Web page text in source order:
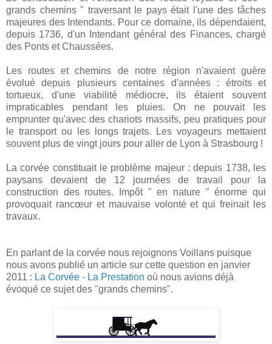
grands chemins " traversant le pays était l'une des tâches
majeures des Intendants. Pour ce domaine, ils dépendaient,
depuis 1736, d'un Intendant général des Finances, chargé
des Ponts et Chaussées.
Les routes et chemins de notre région n'avaient guère
évolué depuis plusieurs centaines d'années : étroits et
tortueux, d'une viabilité médiocre, ils étaient souvent
impraticables pendant les pluies. On ne pouvait les
emprunter qu'avec des chariots massifs, peu pratiques pour
le transport ou les longs trajets. Les voyageurs mettaient
souvent plus de vingt jours pour aller de Lyon à Strasbourg !
La corvée constituait le problème majeur : depuis 1738, les
paysans devaient de 12 journées de travail pour la
construction des routes. Impôt " en nature " énorme qui
provoquait rancœur et mauvaise volonté et qui freinait les
travaux.
En parlant de la corvée nous rejoignons Voillans puisque
nous avons publié un article sur cette question en janvier
2011 : La Corvée - La Prestation où nous avions déjà
évoqué ce sujet des "grands chemins".